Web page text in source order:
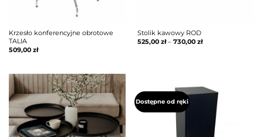
Krzesło konferencyjne obrotowe
TALIA
509,00 zł
Stolik kawowy ROD
525,00 zł– 730,00 zł
Dostępne od ręki